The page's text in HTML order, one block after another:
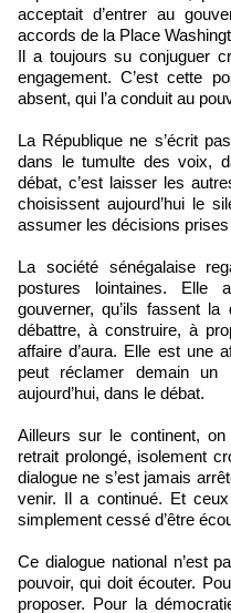
acceptait d’entrer au
accords de la Place
Il a toujours su conjuguer
engagement. C’est cette
absent, qui l’a conduit au
La République ne s’écrit
dans le tumulte des voix,
débat, c’est laisser les
choisissent aujourd’hui le
assumer les décisions
La société sénégalaise
postures lointaines.
gouverner, qu’ils fassent
débattre, à construire, à
affaire d’aura. Elle est une
peut réclamer demain un
aujourd’hui, dans le débat.
Ailleurs sur le continent,
retrait prolongé, isolement
dialogue ne s’est jamais
venir. Il a continué. Et
simplement cessé d’être
Ce dialogue national n’est
pouvoir, qui doit écouter.
proposer. Pour la